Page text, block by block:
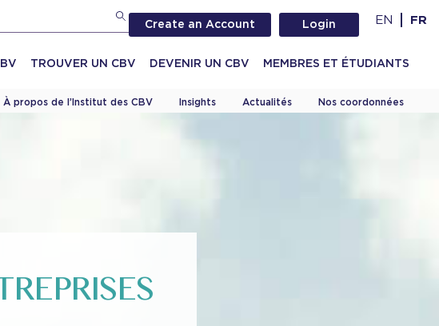
Create an Account Login EN FR
TROUVER UN CBV DEVENIR UN CBV MEMBRES ET ÉTUDIANTS
À propos de l’Institut des CBV Insights Actualités Nos coordonnées